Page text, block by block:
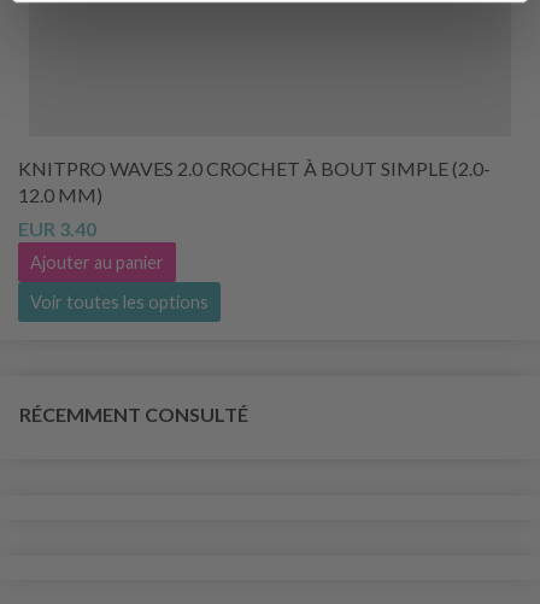
KNITPRO WAVES 2.0 CROCHET À BOUT SIMPLE (2.0-
12.0 MM)
EUR 3.40
Ajouter au panier
Voir toutes les options
RÉCEMMENT CONSULTÉ